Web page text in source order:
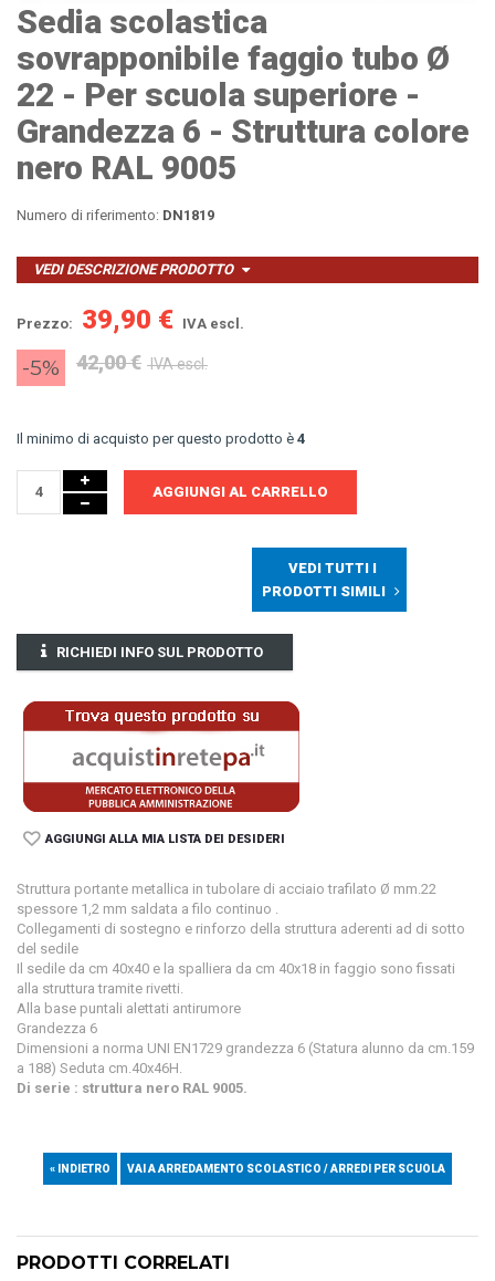
Sedia scolastica
sovrapponibile faggio tubo Ø
22 - Per scuola superiore -
Grandezza 6 - Struttura colore
nero RAL 9005
Numero di riferimento: DN1819
VEDI DESCRIZIONE PRODOTTO
Prezzo: 39,90 € IVA escl.
-5% 42,00 € IVA escl.
Il minimo di acquisto per questo prodotto è 4
AGGIUNGI AL CARRELLO
VEDI TUTTI I
PRODOTTI SIMILI
RICHIEDI INFO SUL PRODOTTO
AGGIUNGI ALLA MIA LISTA DEI DESIDERI
Struttura portante metallica in tubolare di acciaio trafilato Ø mm.22
spessore 1,2 mm saldata a filo continuo .
Collegamenti di sostegno e rinforzo della struttura aderenti ad di sotto
del sedile
Il sedile da cm 40x40 e la spalliera da cm 40x18 in faggio sono fissati
alla struttura tramite rivetti.
Alla base puntali alettati antirumore
Grandezza 6
Dimensioni a norma UNI EN1729 grandezza 6 (Statura alunno da cm.159
a 188) Seduta cm.40x46H.
Di serie : struttura nero RAL 9005.
« INDIETRO VAI A ARREDAMENTO SCOLASTICO / ARREDI PER SCUOLA
PRODOTTI CORRELATI